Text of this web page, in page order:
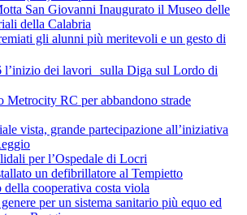
San Giovanni Inaugurato il Museo delle
della Calabria
gli alunni più meritevoli e un gesto di
l’inizio dei lavori sulla Diga sul Lordo di
Metrocity RC per abbandono strade
vista, grande partecipazione all’iniziativa
per l’Ospedale di Locri
un defibrillatore al Tempietto
cooperativa costa viola
per un sistema sanitario più equo ed